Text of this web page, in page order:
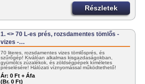
Részletek
1. <> 70 L-es prés, rozsdamentes tömlős -
vizes -…
70 literes, rozsdamentes vizes tömlősprés, és
szűrőgép! Kiválóan alkalmas kisgazdaságokban,
gyümölcs zúzalékok, és zöldségpépek kíméletes
préselésére! Hálózati víznyomással működtethető!
+36303834000
Ár: 0 Ft + Áfa
(Br. 0 Ft)